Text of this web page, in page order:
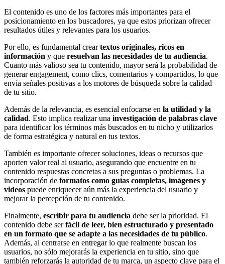
El contenido es uno de los factores más importantes para el
posicionamiento en los buscadores, ya que estos priorizan ofrecer
resultados útiles y relevantes para los usuarios.
Por ello, es fundamental creartextos originales, ricos en
información y que resuelvan las necesidades de tu audiencia.
Cuanto más valioso sea tu contenido, mayor será la probabilidad de
generar engagement, como clics, comentarios y compartidos, lo que
envía señales positivas a los motores de búsqueda sobre la calidad
de tu sitio.
Además de la relevancia, es esencial enfocarse en la utilidad y la
calidad. Esto implica realizar una investigación de palabras clave
para identificar los términos más buscados en tu nicho y utilizarlos
de forma estratégica y natural en tus textos.
También es importante ofrecer soluciones, ideas o recursos que
aporten valor real al usuario, asegurando que encuentre en tu
contenido respuestas concretas a sus preguntas o problemas. La
incorporación de formatos como guías completas, imágenes y
videos puede enriquecer aún más la experiencia del usuario y
mejorar la percepción de tu contenido.
Finalmente, escribir para tu audiencia debe ser la prioridad. El
contenido debe serfácil de leer, bien estructurado y presentado
en un formato que se adapte a las necesidades de tu público.
Además, al centrarse en entregar lo que realmente buscan los
usuarios, no sólo mejorarás la experiencia en tu sitio, sino que
también reforzarás la autoridad de tu marca, un aspecto clave para el